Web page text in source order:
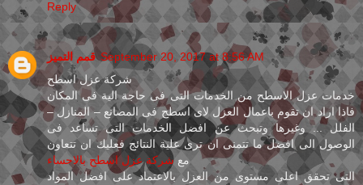
Reply
قمم التميز September 20, 2017 at 8:56 AM
شركة عزل اسطح
خدمات عزل الاسطح من الخدمات التى فى حاجة الية فى المكان
فاذا اراد ان تقوم باعمال العزل لاى اسطح فى المصانع – المنازل –
الفلل ... وغيرها وتبحث عن افضل الخدمات التى تساعد فى
الوصول الى افضل ما تتمنى ان ترى علية النتائج فعليك ان تتعاون
مع شركة عزل اسطح بالاحساء
التى تحقق اعلى مستوى من العزل بالاعتماد على افضل المواد